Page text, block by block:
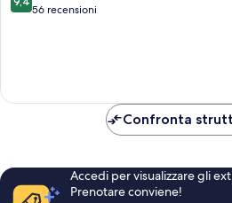
su
56 recensioni
Confronta
Accedi per visualizzare gli
Prenotare conviene!